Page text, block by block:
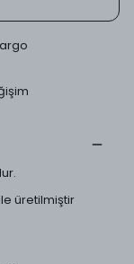
üretilmiştir